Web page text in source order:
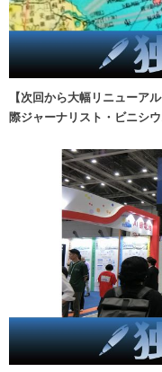
【次回から大幅リニュー
際ジャーナリスト・ビニシ